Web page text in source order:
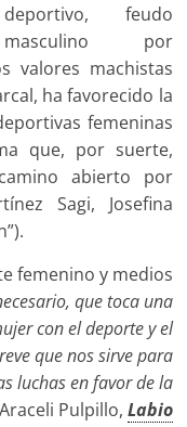
deportivo, feudo
masculino por
valores machistas
ha favorecido la
femeninas
que, por suerte,
abierto por
Sagi, Josefina
femenino y medios
que toca una
con el deporte y el
que nos sirve para
luchas en favor de la
Pulpillo, Labio